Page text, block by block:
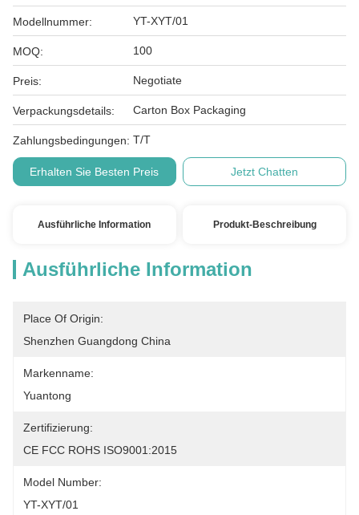
Modellnummer: YT-XYT/01
MOQ: 100
Preis: Negotiate
Verpackungsdetails: Carton Box Packaging
Zahlungsbedingungen: T/T
Erhalten Sie Besten Preis Jetzt Chatten
Ausführliche Information Produkt-Beschreibung
Ausführliche Information
Place Of Origin:
Shenzhen Guangdong China
Markenname:
Yuantong
Zertifizierung:
CE FCC ROHS ISO9001:2015
Model Number:
YT-XYT/01